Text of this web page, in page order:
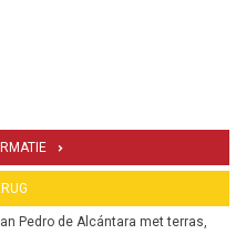
Pedro de Alcántara met terras,